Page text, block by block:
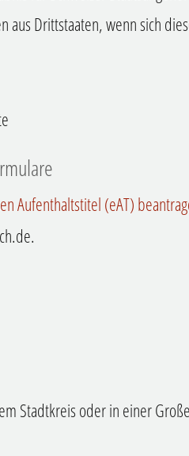
aus Drittstaaten, wenn sich
Aufenthaltstitel (eAT)
Stadtkreis oder in einer